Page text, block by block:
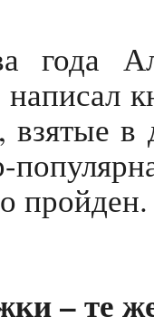
года
взятые в
пройден.
– те